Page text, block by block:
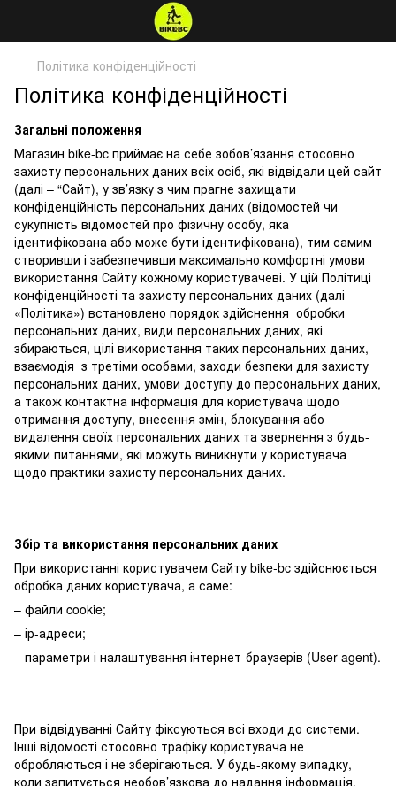
Політика конфіденційності
Політика конфіденційності
Загальні положення
Магазин bike-bc приймає на себе зобов’язання стосовно
захисту персональних даних всіх осіб, які відвідали цей сайт
(далі – “Сайт), у зв’язку з чим прагне захищати
конфіденційність персональних даних (відомостей чи
сукупність відомостей про фізичну особу, яка
ідентифікована або може бути ідентифікована), тим самим
створивши і забезпечивши максимально комфортні умови
використання Сайту кожному користувачеві. У цій Політиці
конфіденційності та захисту персональних даних (далі –
«Політика») встановлено порядок здійснення обробки
персональних даних, види персональних даних, які
збираються, цілі використання таких персональних даних,
взаємодія з третіми особами, заходи безпеки для захисту
персональних даних, умови доступу до персональних даних,
а також контактна інформація для користувача щодо
отримання доступу, внесення змін, блокування або
видалення своїх персональних даних та звернення з будь-
якими питаннями, які можуть виникнути у користувача
щодо практики захисту персональних даних.
Збір та використання персональних даних
При використанні користувачем Сайту bike-bc здійснюється
обробка даних користувача, а саме:
– файли cookie;
– ір-адреси;
– параметри і налаштування інтернет-браузерів (User-agent).
При відвідуванні Сайту фіксуються всі входи до системи.
Інші відомості стосовно трафіку користувача не
обробляються і не зберігаються. У будь-якому випадку,
коли запитується необов’язкова до надання інформація,